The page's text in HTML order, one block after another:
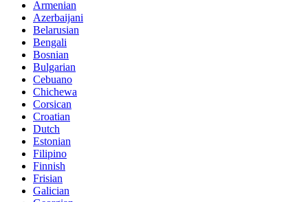
Armenian
Azerbaijani
Belarusian
Bengali
Bosnian
Bulgarian
Cebuano
Chichewa
Corsican
Croatian
Dutch
Estonian
Filipino
Finnish
Frisian
Galician